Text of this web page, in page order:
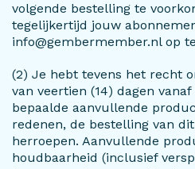
volgende bestelling te
tegelijkertijd jouw
info@gembermember.nl op
(2) Je hebt tevens het recht
van veertien (14) dagen
bepaalde aanvullende
redenen, de bestelling van
herroepen. Aanvullende
houdbaarheid (inclusief